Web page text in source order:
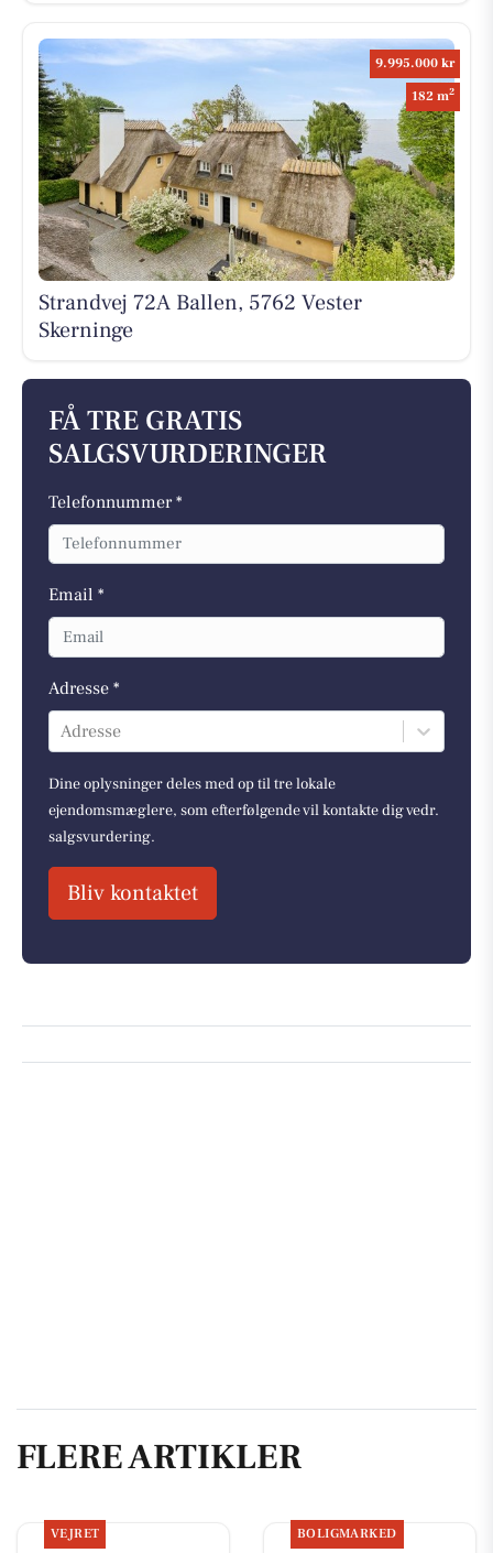
9.995.000 kr
182 m2
Strandvej 72A Ballen, 5762 Vester
Skerninge
FÅ TRE GRATIS
SALGSVURDERINGER
Telefonnummer *
Email *
Adresse *
Adresse
Dine oplysninger deles med op til tre lokale
ejendomsmæglere, som efterfølgende vil kontakte dig vedr.
salgsvurdering.
Bliv kontaktet
FLERE ARTIKLER
VEJRET BOLIGMARKED